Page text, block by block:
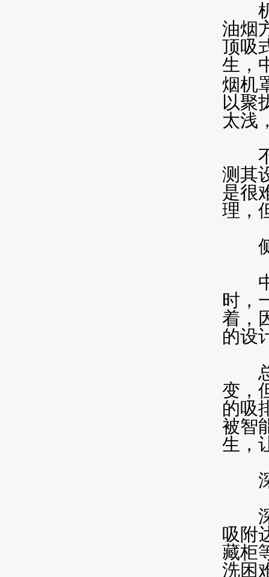
机
油烟
顶吸
生，
烟机
以聚
太浅
不
测其
是很
理，
侧
中
时，
着，
的设
总
变，
的吸
被智
生，
深
深
吸附
藏柜
洗困